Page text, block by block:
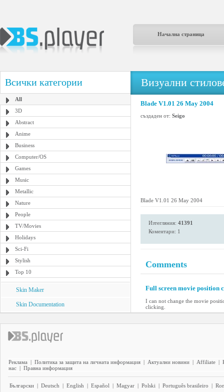
Начална страница
Всички категории
All
3D
Abstract
Anime
Business
Computer/OS
Games
Music
Metallic
Nature
People
TV/Movies
Holidays
Sci-Fi
Stylish
Top 10
Skin Maker
Skin Documentation
Визуални
Blade V1.01 26 May 2004
създаден от: Seigo
Blade V1.01 26 May 2004
Изтегляния: 41391
Коментари: 1
Comments
Full screen movie position
I can not change the movie
clicking.
Реклама | Политика за защита на личната информация | Актуални новини | Affiliate |
нас | Правна информация
Български | Deutsch | English | Español | Magyar | Polski | Português brasileiro |